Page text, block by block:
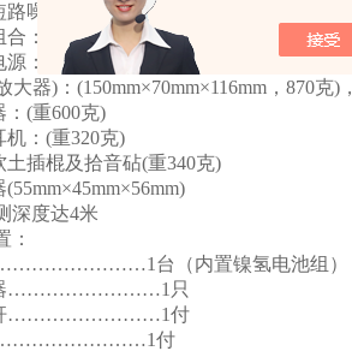
噪声：不大于2μV
：16种选频方式
：1500mAh镍氢充电电池组
大器)：(150mm×70mm×116mm，870克)，
(重600克)
：(重320克)
插棍及拾音砧(重340克)
度达4米
：
台（内置镍氢电池组）
……………………1只
……………………1付
……………………1付